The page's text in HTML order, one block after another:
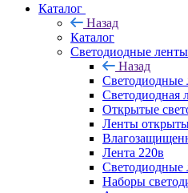
Каталог
Назад
Каталог
Светодиодные ленты
Назад
Светодиодные
Светодиодная
Открытые
Ленты
Лента 220в
Светодиодные
Наборы